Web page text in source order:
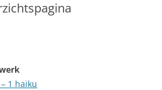
1 haiku